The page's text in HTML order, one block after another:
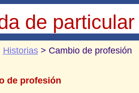
de particular
Historias> Cambio de profesión
de profesión